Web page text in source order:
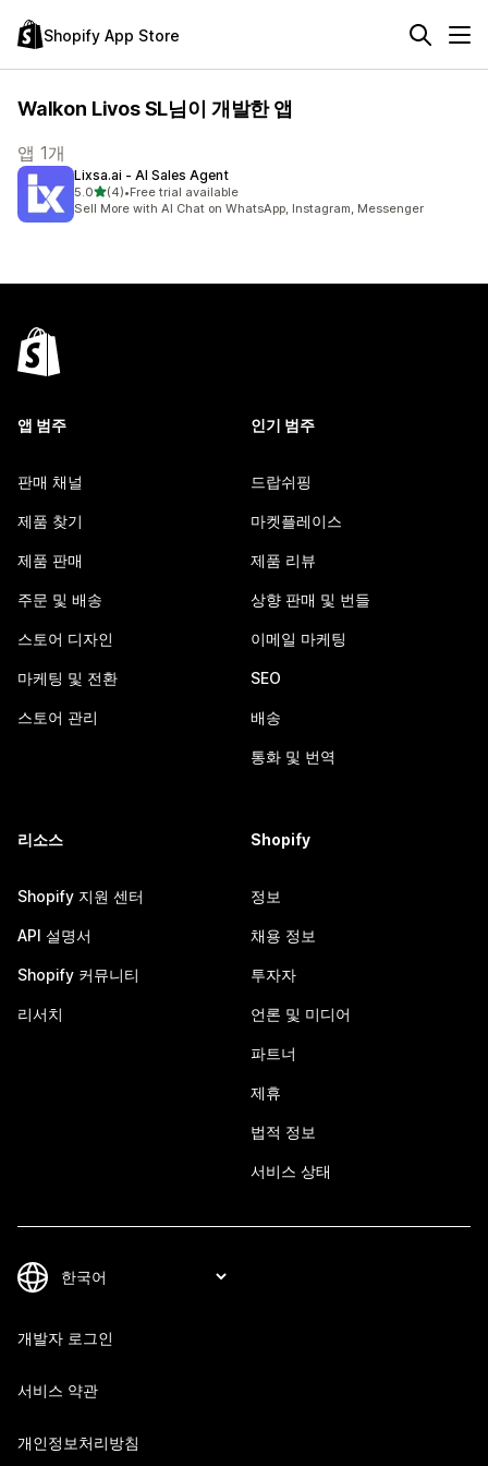
Shopify App Store
Walkon Livos SL님이 개발한 앱
앱 1개
Lixsa.ai ‑ AI Sales Agent
5.0별 5개 중
(4)
총 리뷰 4개
•Free trial available
Sell More with AI Chat on WhatsApp, Instagram, Messenger
앱 범주
판매 채널
제품 찾기
제품 판매
주문 및 배송
스토어 디자인
마케팅 및 전환
스토어 관리
인기 범주
드랍쉬핑
마켓플레이스
제품 리뷰
상향 판매 및 번들
이메일 마케팅
SEO
배송
통화 및 번역
리소스
Shopify 지원 센터
API 설명서
Shopify 커뮤니티
리서치
Shopify
정보
채용 정보
투자자
언론 및 미디어
파트너
제휴
법적 정보
서비스 상태
개발자 로그인
서비스 약관
개인정보처리방침